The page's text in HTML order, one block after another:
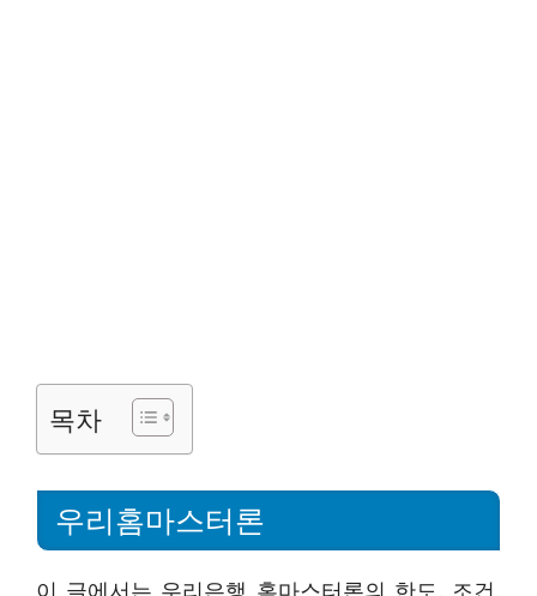
목차
우리홈마스터론
이 글에서는 우리은행 홈마스터론의 한도, 조건,